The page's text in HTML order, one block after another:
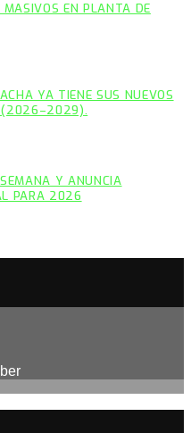
EN PLANTA DE
YA TIENE SUS NUEVOS
(2026–2029).
Y ANUNCIA
PARA 2026